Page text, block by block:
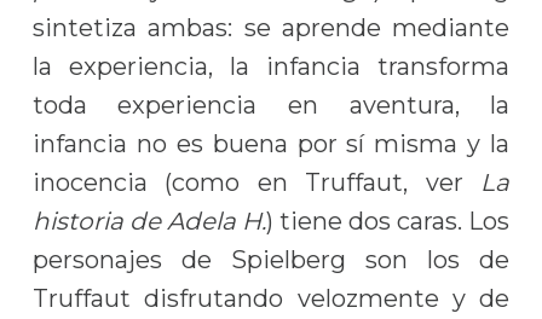
sintetiza ambas: se aprende mediante
la experiencia, la infancia transforma
toda experiencia en aventura, la
infancia no es buena por sí misma y la
inocencia (como en Truffaut, ver La
historia de Adela H.) tiene dos caras. Los
personajes de Spielberg son los de
Truffaut disfrutando velozmente y de